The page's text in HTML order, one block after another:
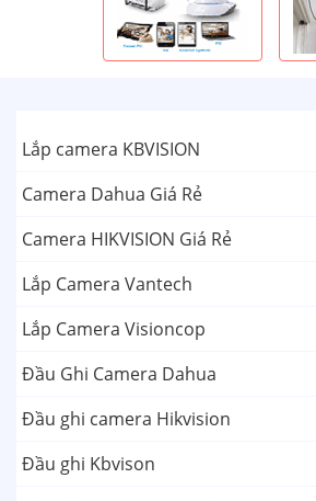
Lắp camera KBVISION
Camera Dahua Giá Rẻ
Camera HIKVISION Giá Rẻ
Lắp Camera Vantech
Lắp Camera Visioncop
Đầu Ghi Camera Dahua
Đầu ghi camera Hikvision
Đầu ghi Kbvison